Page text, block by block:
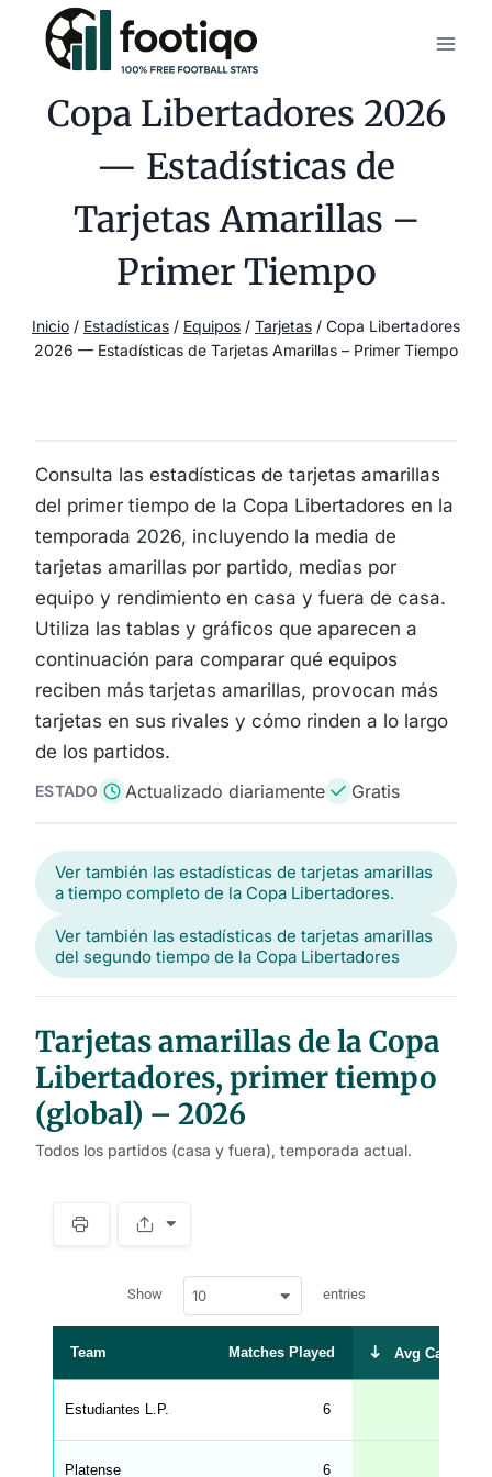
contenido
Copa Libertadores 2026
— Estadísticas de
Tarjetas Amarillas –
Primer Tiempo
Inicio / Estadísticas / Equipos / Tarjetas / Copa Libertadores
2026 — Estadísticas de Tarjetas Amarillas – Primer Tiempo
Consulta las estadísticas de tarjetas amarillas
del primer tiempo de la Copa Libertadores en la
temporada 2026, incluyendo la media de
tarjetas amarillas por partido, medias por
equipo y rendimiento en casa y fuera de casa.
Utiliza las tablas y gráficos que aparecen a
continuación para comparar qué equipos
reciben más tarjetas amarillas, provocan más
tarjetas en sus rivales y cómo rinden a lo largo
de los partidos.
ESTADO Actualizado diariamente Gratis
Ver también las estadísticas de tarjetas amarillas
a tiempo completo de la Copa Libertadores.
Ver también las estadísticas de tarjetas amarillas
del segundo tiempo de la Copa Libertadores
Tarjetas amarillas de la Copa
Libertadores, primer tiempo
(global) – 2026
Todos los partidos (casa y fuera), temporada actual.
r
p
a
b
e
Show 10 entries
Team Matches Played Avg Cards
Estudiantes L.P. 6
Platense 6